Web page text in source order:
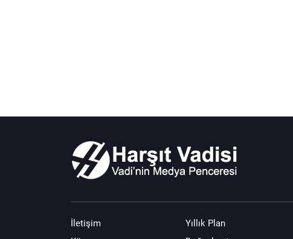
İletişim
Yıllık Plan